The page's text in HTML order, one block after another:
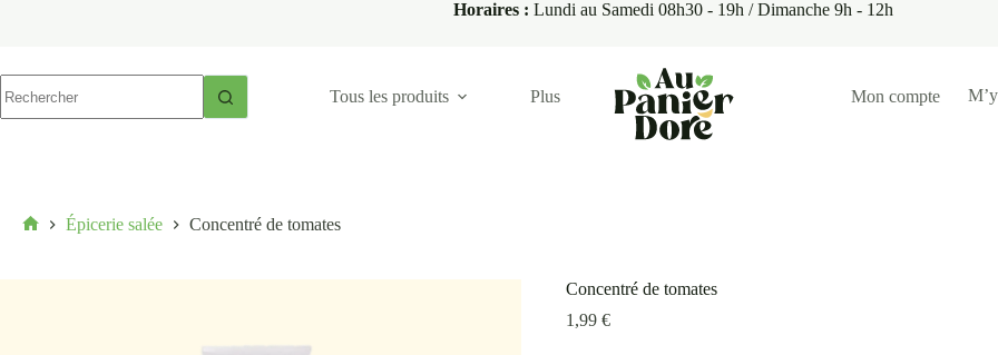
Horaires : Lundi au Samedi 08h30 - 19h / Dimanche 9h - 12h
Tous les produits Plus Mon compte
Épicerie salée Concentré de tomates
Concentré de tomates
1,99 €